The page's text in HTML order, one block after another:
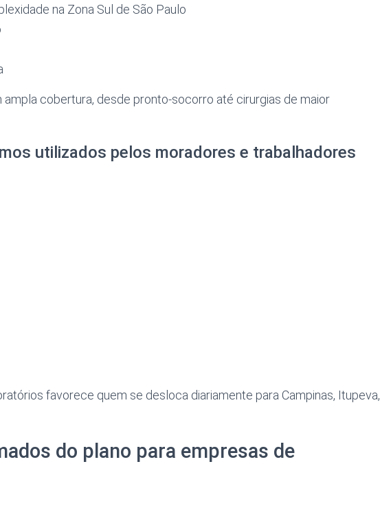
na Zona Sul de São Paulo
cobertura, desde pronto-socorro até cirurgias de maior
utilizados pelos moradores e trabalhadores
favorece quem se desloca diariamente para Campinas, Itupeva,
do plano para empresas de